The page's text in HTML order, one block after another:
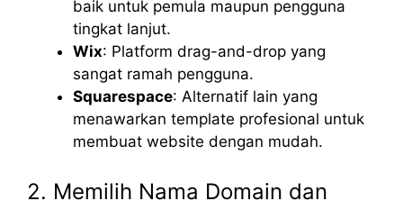
baik untuk pemula maupun pengguna
tingkat lanjut.
Wix: Platform drag-and-drop yang
sangat ramah pengguna.
Squarespace: Alternatif lain yang
menawarkan template profesional untuk
membuat website dengan mudah.
2. Memilih Nama Domain dan